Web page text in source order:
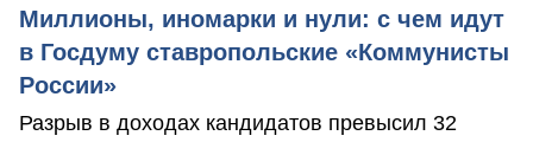
Миллионы, иномарки и нули: с чем идут
в Госдуму ставропольские «Коммунисты
России»
Разрыв в доходах кандидатов превысил 32